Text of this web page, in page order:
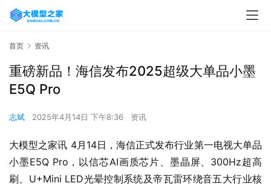
首页 资讯
重磅新品！海信发布2025超级大单品小墨
E5Q Pro
志斌 2025年4月14日 下午8:36 资讯
大模型之家讯 4月14日，海信正式发布行业第一电视大单品
小墨E5Q Pro，以信芯AI画质芯片、墨晶屏、300Hz超高
刷、U+Mini LED光晕控制系统及帝瓦雷环绕音五大行业核